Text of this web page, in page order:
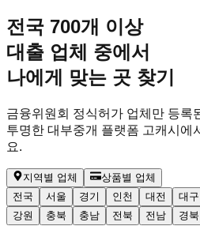
전국 700개 이상
대출 업체 중에서
나에게 맞는 곳 찾기
금융위원회 정식허가 업체만 등록
투명한 대부중개 플랫폼 고캐시 에
요.
지역별 업체
상품별 업체
전국
서울 경기 인천 대전 대구
강원
충북 충남 전북 전남 경북